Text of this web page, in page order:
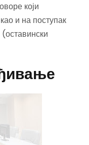
који
и на поступак